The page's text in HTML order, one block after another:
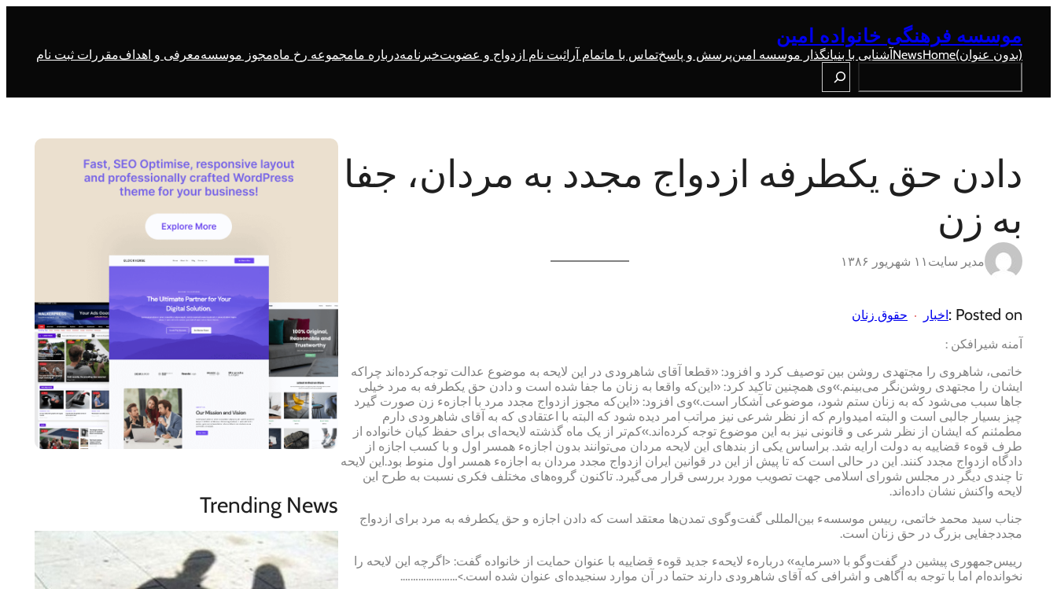
موسسه فرهنگی خانواده امین
(بدون عنوان)Home
Newsآشنایی با بنیانگذار موسسه امینپرسش و پاسختماس با ماتمام آراثبت نام ازدواج و عضویتخبرنامهدرباره مامجموعه رخ ماهمجوز موسسهمعرفی و اهدافمقررات ثبت نام
Search
دادن حق يکطرفه ازدواج مجدد به مردان، جفا
به زن
مدیر سایت ۱۱ شهریور ۱۳۸۶
Posted on : اخبار
حقوق زنان
آمنه شيرافکن :
خاتمی، شاهروی را مجتهدی روشن ‌بين توصيف کرد و افزود: «قطعا آقای شاهرودی در اين لايحه به موضوع عدالت توجه‌کرده‌‌اند چراکه
ايشان را مجتهدی روشن‌نگر می‌بينم.»وی همچنين تاکيد کرد: «اين‌که واقعا به زنان ما جفا شده است و دادن حق يکطرفه به مرد خيلی
جاها سبب می‌شود که به زنان ستم شود، موضوعی آشکار است.»وی افزود: «اين‌که مجوز ازدواج مجدد مرد با اجازهء زن صورت گيرد
چيز بسيار جالبی است و البته اميدوارم که از نظر شرعی نيز مراتب امر ديده شود که البته با اعتقادی که به آقای شاهرودی دارم
مطمئنم که ايشان از نظر شرعی و قانونی نيز به اين موضوع توجه کرده‌اند.»کم‌تر از يک ماه گذشته لايحه‌ای برای حفظ کيان خانواده از
طرف قوهء قضاييه به دولت ارايه شد. براساس يکی از بندهای اين لايحه مردان می‌توانند بدون اجازهء همسر اول و با کسب اجازه از
دادگاه ازدواج مجدد کنند. اين در حالی است که تا پيش از اين در قوانين ايران ازدواج مجدد مردان به اجازهء همسر اول منوط بود.اين لايحه
تا چندی ديگر در مجلس شورای اسلامی جهت تصويب مورد بررسی قرار می‌گيرد. تاکنون گروه‌های مختلف فکری نسبت به طرح اين
لايحه واکنش نشان داده‌اند.
جناب سيد محمد خاتمی، رييس موسسهء بين‌‌المللی گفت‌وگوی تمدن‌ها معتقد است که دادن اجازه و حق يکطرفه به مرد برای ازدواج
مجددجفايی بزرگ در حق زنان است.
رييس‌جمهوری پيشين در گفت‌وگو با «سرمايه» دربارهء لايحهء جديد قوهء قضاييه با عنوان حمايت از خانواده گفت: <اگرچه اين لايحه را
نخوانده‌ام اما با توجه به آگاهی و اشرافی که آقای شاهرودی دارند حتما در آن موارد سنجيده‌ای عنوان شده است.>………………….
Trending News